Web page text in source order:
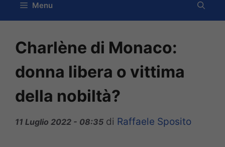
Menu
Charlène di Monaco:
donna libera o vittima
della nobiltà?
11 Luglio 2022 - 08:35 di Raffaele Sposito